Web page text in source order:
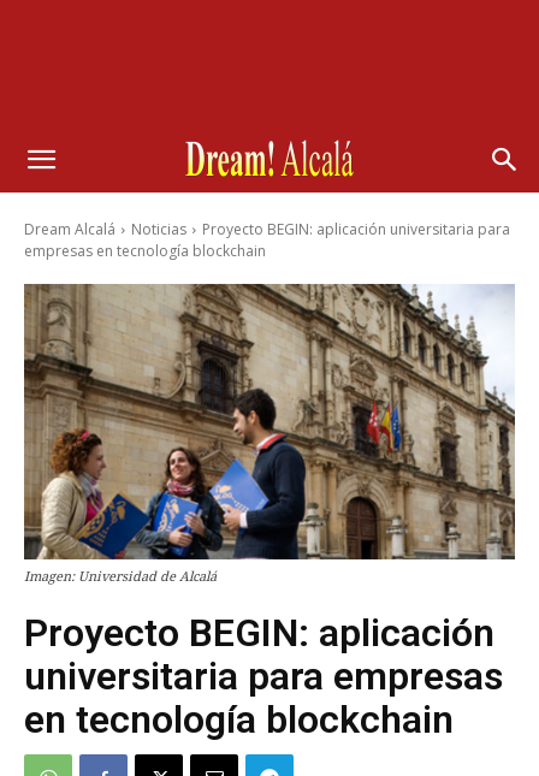
Dream Alcalá Noticias
Proyecto BEGIN: aplicación universitaria para
empresas en tecnología blockchain
Imagen: Universidad de Alcalá
Proyecto BEGIN: aplicación
universitaria para empresas
en tecnología blockchain